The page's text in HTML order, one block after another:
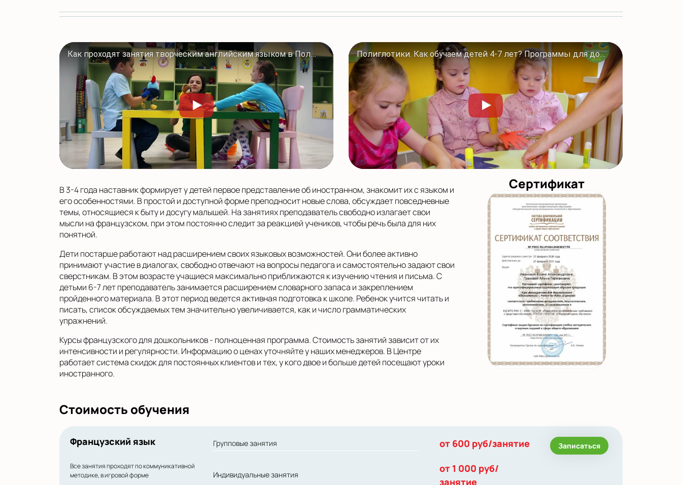
Как проходят занятия творческим английским языком в Полиглотиках в Сыктывкаре Полиглотики. Как обучаем детей 4-7 лет? Программы для дошкольников в #Полиглотики
Сертификат
В 3-4 года наставник формирует у детей первое представление об иностранном, знакомит их с языком и
его особенностями. В простой и доступной форме преподносит новые слова, обсуждает повседневные
темы, относящиеся к быту и досугу малышей. На занятиях преподаватель свободно излагает свои
мысли на французском, при этом постоянно следит за реакцией учеников, чтобы речь была для них
понятной.
Дети постарше работают над расширением своих языковых возможностей. Они более активно
принимают участие в диалогах, свободно отвечают на вопросы педагога и самостоятельно задают свои
сверстникам. В этом возрасте учащиеся максимально приближаются к изучению чтения и письма. С
детьми 6-7 лет преподаватель занимается расширением словарного запаса и закреплением
пройденного материала. В этот период ведется активная подготовка к школе. Ребенок учится читать и
писать, список обсуждаемых тем значительно увеличивается, как и число грамматических
упражнений.
Курсы французского для дошкольников - полноценная программа. Стоимость занятий зависит от их
интенсивности и регулярности. Информацию о ценах уточняйте у наших менеджеров. В Центре
работает система скидок для постоянных клиентов и тех, у кого двое и больше детей посещают уроки
иностранного.
Стоимость обучения
Французский язык Групповые занятия от 600 руб/занятие Записаться
Все занятия проходят по коммуникативной
методике, в игровой форме
Индивидуальные занятия
от 1 000 руб/
занятие